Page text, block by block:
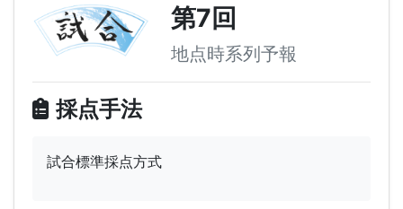
第7回
地点時系列予報
採点手法
試合標準採点方式